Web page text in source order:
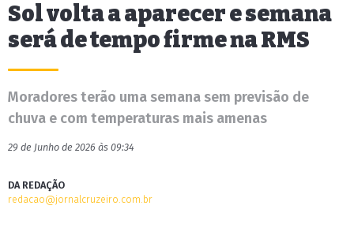
Sol volta a aparecer e semana
será de tempo firme na RMS
Moradores terão uma semana sem previsão de
chuva e com temperaturas mais amenas
29 de Junho de 2026 às 09:34
DA REDAÇÃO
redacao@jornalcruzeiro.com.br